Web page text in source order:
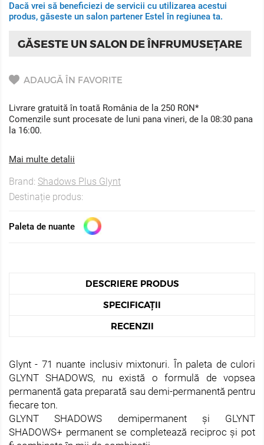
Dacă vrei să beneficiezi de servicii cu utilizarea acestui
produs, găseste un salon partener Estel în regiunea ta.
GĂSESTE UN SALON DE ÎNFRUMUSEȚARE
ADAUGĂ ÎN FAVORITE
Livrare gratuită în toată România de la 250 RON*
Comenzile sunt procesate de luni pana vineri, de la 08:30 pana
la 16:00.
Mai multe detalii
Brand: Shadows Plus Glynt
Destinație produs:
Paleta de nuante
DESCRIERE PRODUS
SPECIFICAȚII
RECENZII
Glynt - 71 nuante inclusiv mixtonuri. În paleta de culori
GLYNT SHADOWS, nu există o formulă de vopsea
permanentă gata preparată sau demi-permanentă pentru
fiecare ton.
GLYNT SHADOWS demipermanent și GLYNT
SHADOWS+ permanent se completează reciproc și pot